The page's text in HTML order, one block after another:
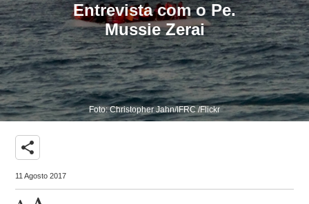
Entrevista com o Pe.
Mussie Zerai
Foto: Christopher Jahn/IFRC /Flickr
share
11 Agosto 2017